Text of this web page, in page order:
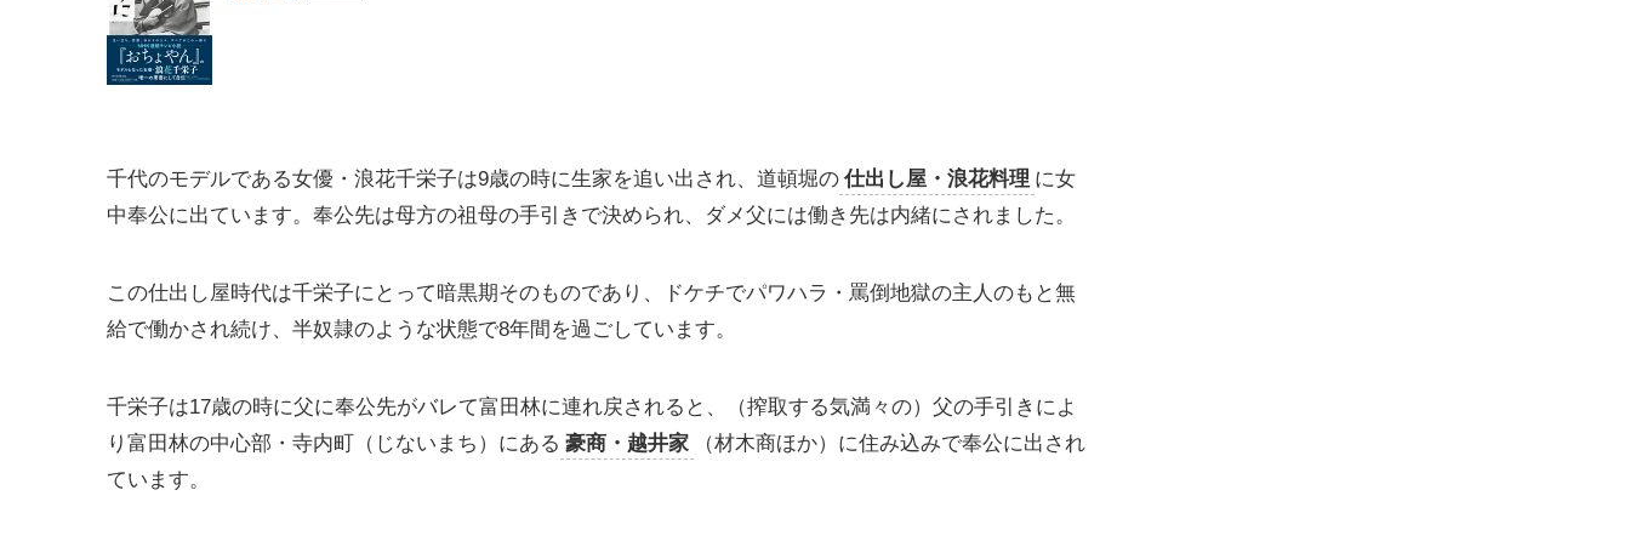
千代のモデルである女優・浪花千栄子は9歳の時に生家を追い出され、道頓堀の 仕出し屋・浪花料理 に女
中奉公に出ています。奉公先は母方の祖母の手引きで決められ、ダメ父には働き先は内緒にされました。
この仕出し屋時代は千栄子にとって暗黒期そのものであり、ドケチでパワハラ・罵倒地獄の主人のもと無
給で働かされ続け、半奴隷のような状態で8年間を過ごしています。
千栄子は17歳の時に父に奉公先がバレて富田林に連れ戻されると、（搾取する気満々の）父の手引きによ
り富田林の中心部・寺内町（じないまち）にある 豪商・越井家
（材木商ほか）に住み込みで奉公に出され
ています。